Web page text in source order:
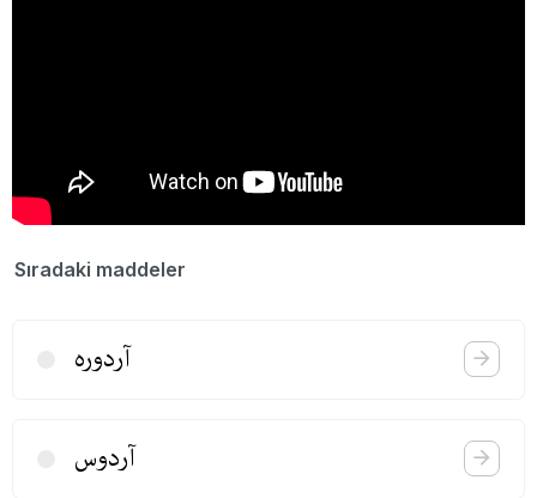
Sıradaki maddeler
آردوره
آردوس